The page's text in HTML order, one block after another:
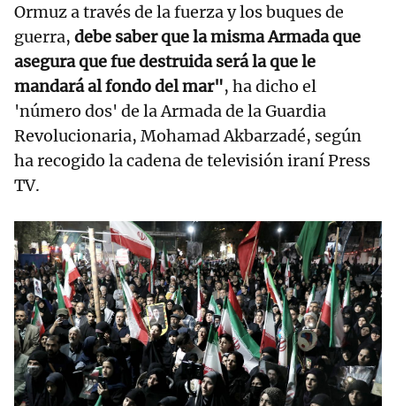
Ormuz a través de la fuerza y los buques de
guerra, debe saber que la misma Armada que
asegura que fue destruida será la que le
mandará al fondo del mar", ha dicho el
'número dos' de la Armada de la Guardia
Revolucionaria, Mohamad Akbarzadé, según
ha recogido la cadena de televisión iraní Press
TV.